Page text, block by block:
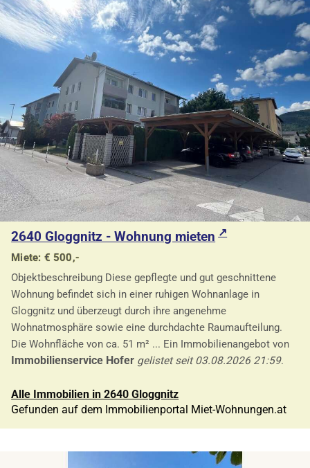
2640 Gloggnitz - Wohnung mieten
Miete: € 500,-
Objektbeschreibung Diese gepflegte und gut geschnittene
Wohnung befindet sich in einer ruhigen Wohnanlage in
Gloggnitz und überzeugt durch ihre angenehme
Wohnatmosphäre sowie eine durchdachte Raumaufteilung.
Die Wohnfläche von ca. 51 m² ... Ein Immobilienangebot von
Immobilienservice Hofer gelistet seit 03.08.2026 21:59.
Alle Immobilien in 2640 Gloggnitz
Gefunden auf dem Immobilienportal Miet-Wohnungen.at